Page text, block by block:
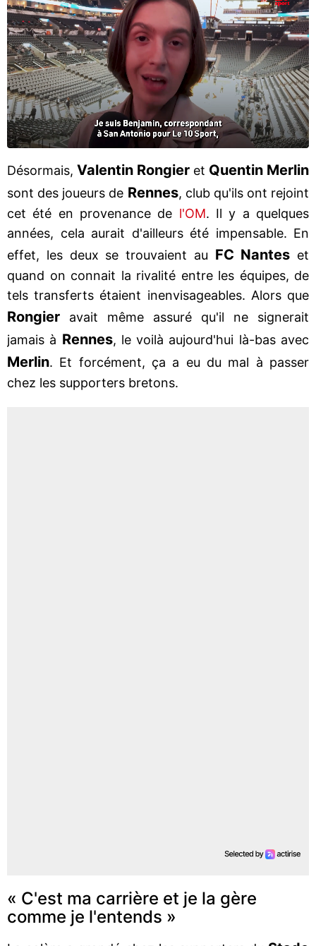
Désormais, Valentin Rongier et Quentin Merlin
sont des joueurs de Rennes, club qu'ils ont rejoint
cet été en provenance de l'OM. Il y a quelques
années, cela aurait d'ailleurs été impensable. En
effet, les deux se trouvaient au FC Nantes et
quand on connait la rivalité entre les équipes, de
tels transferts étaient inenvisageables. Alors que
Rongier
avait même assuré qu'il ne signerait
jamais à Rennes, le voilà aujourd'hui là-bas avec
Merlin. Et forcément, ça a eu du mal à passer
chez les supporters bretons.
« C'est ma carrière et je la gère
comme je l'entends »